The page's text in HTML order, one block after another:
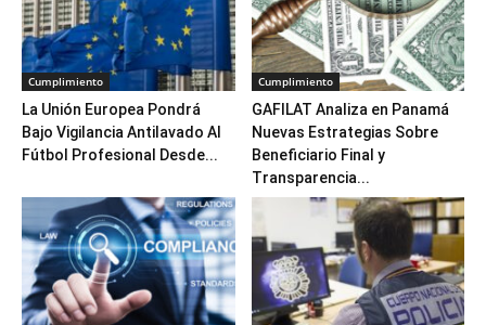
Cumplimiento
La Unión Europea Pondrá
Bajo Vigilancia Antilavado Al
Fútbol Profesional Desde...
Cumplimiento
GAFILAT Analiza en Panamá
Nuevas Estrategias Sobre
Beneficiario Final y
Transparencia...